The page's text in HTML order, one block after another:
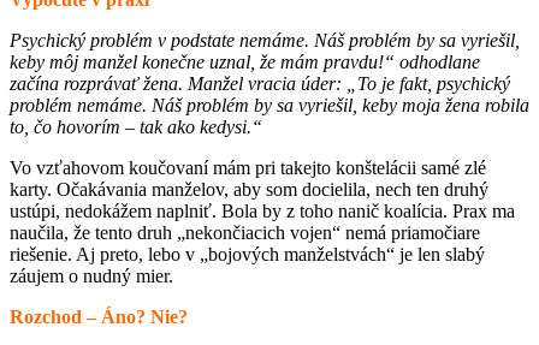
Psychický problém v podstate nemáme. Náš problém by sa vyriešil,
keby môj manžel konečne uznal, že mám pravdu!“ odhodlane
začína rozprávať žena. Manžel vracia úder: „To je fakt, psychický
problém nemáme. Náš problém by sa vyriešil, keby moja žena robila
to, čo hovorím – tak ako kedysi.“
Vo vzťahovom koučovaní mám pri takejto konštelácii samé zlé
karty. Očakávania manželov, aby som docielila, nech ten druhý
ustúpi, nedokážem naplniť. Bola by z toho nanič koalícia. Prax ma
naučila, že tento druh „nekončiacich vojen“ nemá priamočiare
riešenie. Aj preto, lebo v „bojových manželstvách“ je len slabý
záujem o nudný mier.
Rozchod – Áno? Nie?